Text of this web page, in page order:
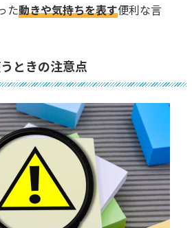
た動きや気持ちを表す便利な言
ときの注意点